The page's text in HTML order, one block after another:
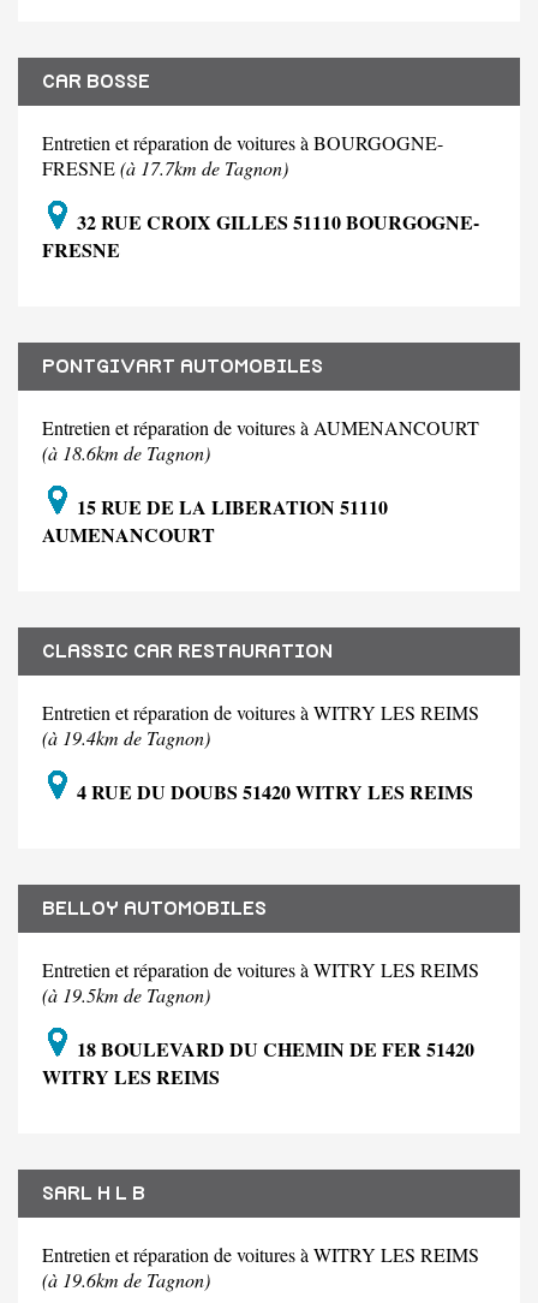
CAR BOSSE
Entretien et réparation de voitures à BOURGOGNE-
FRESNE(à 17.7km de Tagnon)
32 RUE CROIX GILLES 51110 BOURGOGNE-
FRESNE
PONTGIVART AUTOMOBILES
Entretien et réparation de voitures à AUMENANCOURT
(à 18.6km de Tagnon)
15 RUE DE LA LIBERATION 51110
AUMENANCOURT
CLASSIC CAR RESTAURATION
Entretien et réparation de voitures à WITRY LES REIMS
(à 19.4km de Tagnon)
4 RUE DU DOUBS 51420 WITRY LES REIMS
BELLOY AUTOMOBILES
Entretien et réparation de voitures à WITRY LES REIMS
(à 19.5km de Tagnon)
18 BOULEVARD DU CHEMIN DE FER 51420
WITRY LES REIMS
SARL H L B
Entretien et réparation de voitures à WITRY LES REIMS
(à 19.6km de Tagnon)